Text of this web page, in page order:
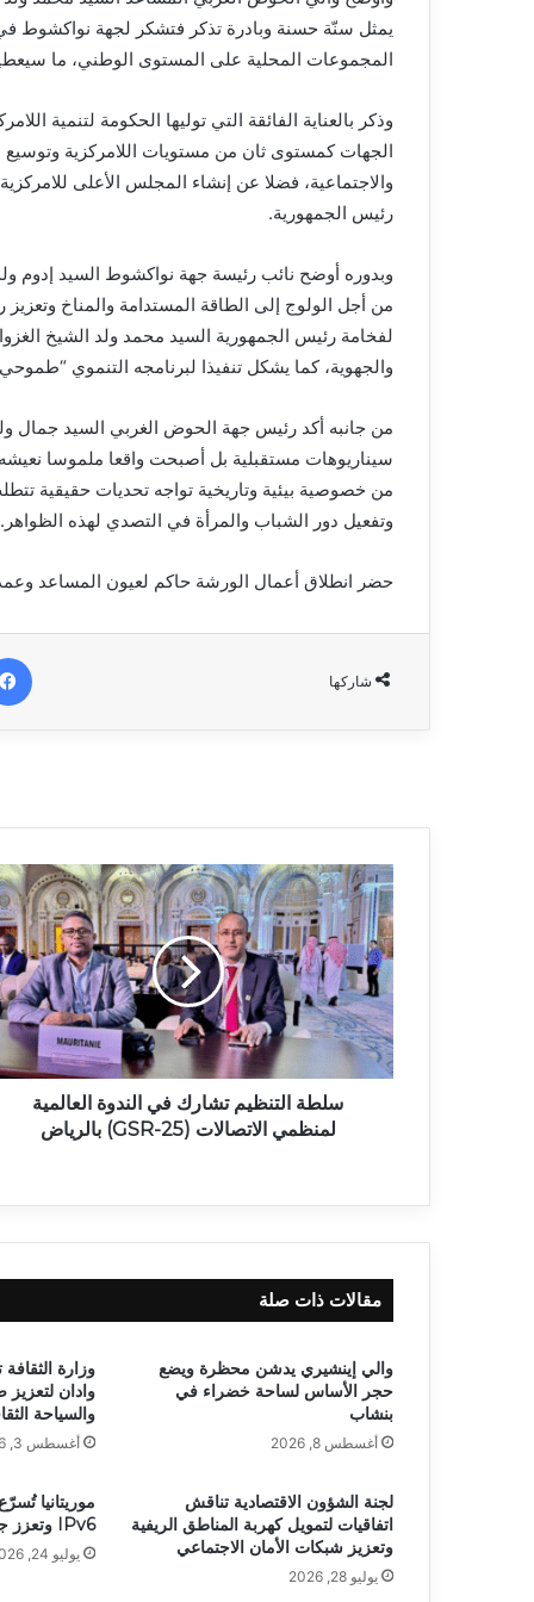
يمثل سنّة حسنة وبادرة تذكر فتشكر لجهة نواكشوط في
المجموعات المحلية على المستوى الوطني، ما سيعطيها
وذكر بالعناية الفائقة التي توليها الحكومة لتنمية
الجهات كمستوى ثان من مستويات اللامركزية وتوسيع
والاجتماعية، فضلا عن إنشاء المجلس الأعلى
رئيس الجمهورية.
وبدوره أوضح نائب رئيسة جهة نواكشوط السيد إدوم
من أجل الولوج إلى الطاقة المستدامة والمناخ وتعزيز
لفخامة رئيس الجمهورية السيد محمد ولد الشيخ
والجهوية، كما يشكل تنفيذا لبرنامجه التنموي
من جانبه أكد رئيس جهة الحوض الغربي السيد جمال
سيناريوهات مستقبلية بل أصبحت واقعا ملموسا
من خصوصية بيئية وتاريخية تواجه تحديات حقيقية
وتفعيل دور الشباب والمرأة في التصدي لهذه الظواهر.
حضر انطلاق أعمال الورشة حاكم لعيون المساعد
شاركها
سلطة التنظيم تشارك في الندوة العالمية
لمنظمي الاتصالات (GSR-25) بالرياض
مقالات ذات صلة
والي إينشيري يدشن محظرة ويضع
حجر الأساس لساحة خضراء في
بنشاب
أغسطس 8, 2026
وزارة
وادان
والسياحة
أغسطس 3, 2026
لجنة الشؤون الاقتصادية تناقش
اتفاقيات لتمويل كهربة المناطق الريفية
وتعزيز شبكات الأمان الاجتماعي
يوليو 28, 2026
موريتانيا
IPv6 وتعزز جاهزيتها للجيل الخامس
يوليو 24, 2026